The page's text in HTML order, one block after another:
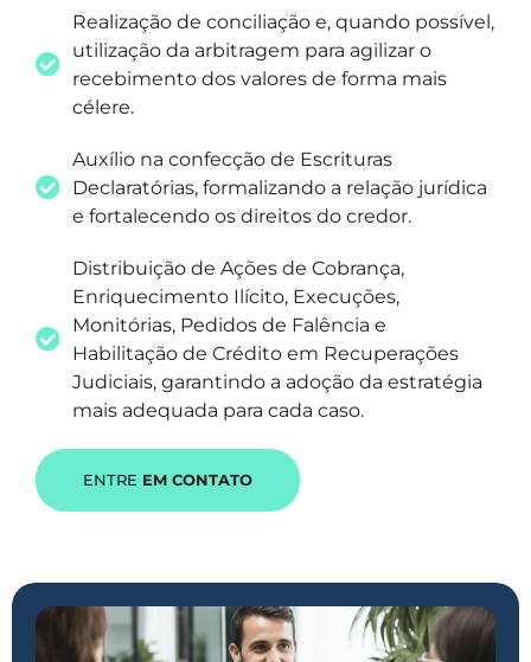
Realização de conciliação e, quando possível,
utilização da arbitragem para agilizar o
recebimento dos valores de forma mais
célere.
Auxílio na confecção de Escrituras
Declaratórias, formalizando a relação jurídica
e fortalecendo os direitos do credor.
Distribuição de Ações de Cobrança,
Enriquecimento Ilícito, Execuções,
Monitórias, Pedidos de Falência e
Habilitação de Crédito em Recuperações
Judiciais, garantindo a adoção da estratégia
mais adequada para cada caso.
ENTRE EM CONTATO